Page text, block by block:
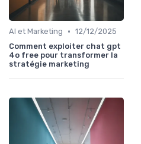
AI et Marketing • 12/12/2025
Comment exploiter chat gpt
4o free pour transformer la
stratégie marketing